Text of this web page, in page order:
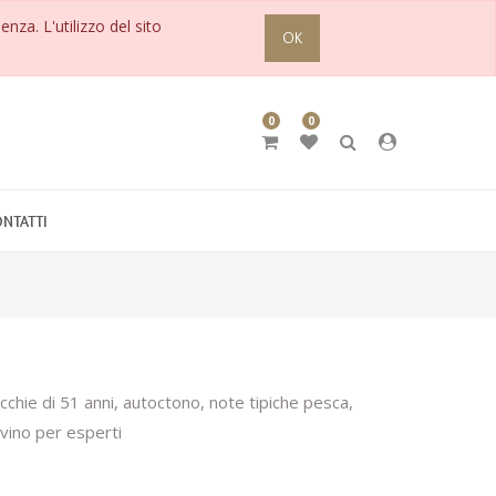
L'utilizzo del sito
OK
0 0
di 51 anni, autoctono, note tipiche pesca,
per esperti